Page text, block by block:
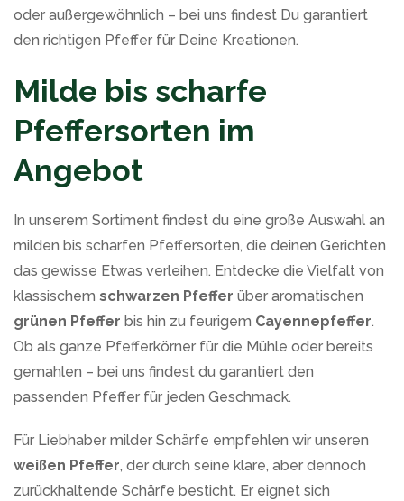
oder außergewöhnlich – bei uns findest Du garantiert
den richtigen Pfeffer für Deine Kreationen.
Milde bis scharfe
Pfeffersorten im
Angebot
In unserem Sortiment findest du eine große Auswahl an
milden bis scharfen Pfeffersorten, die deinen Gerichten
das gewisse Etwas verleihen. Entdecke die Vielfalt von
klassischem schwarzen Pfeffer über aromatischen
grünen Pfeffer bis hin zu feurigem Cayennepfeffer.
Ob als ganze Pfefferkörner für die Mühle oder bereits
gemahlen – bei uns findest du garantiert den
passenden Pfeffer für jeden Geschmack.
Für Liebhaber milder Schärfe empfehlen wir unseren
weißen Pfeffer, der durch seine klare, aber dennoch
zurückhaltende Schärfe besticht. Er eignet sich